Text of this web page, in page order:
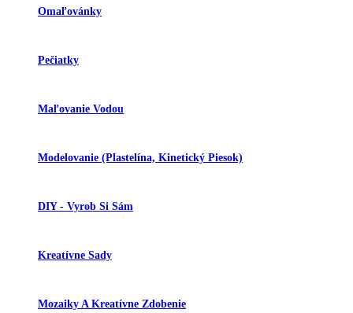
Omaľovánky
Pečiatky
Maľovanie Vodou
Modelovanie (plastelína, Kinetický Piesok)
DIY - Vyrob Si Sám
Kreatívne Sady
Mozaiky A Kreatívne Zdobenie